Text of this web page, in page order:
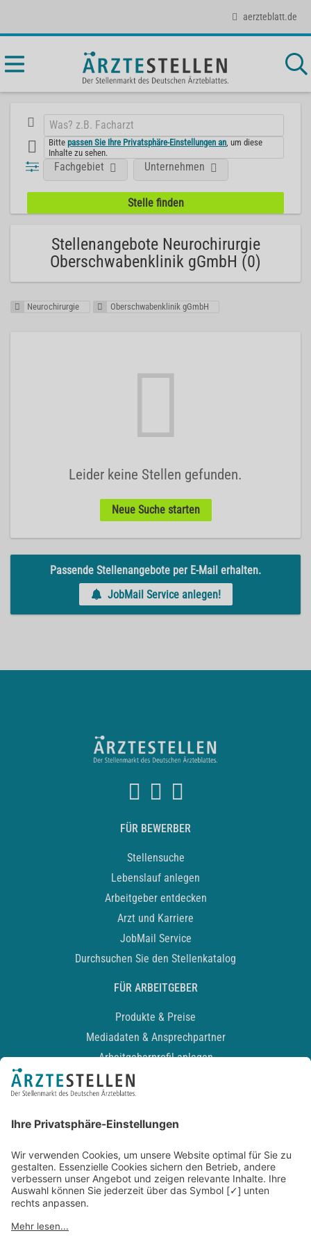
aerzteblatt.de
Bittepassen Sie Ihre Privatsphäre-Einstellungen an , um diese
Inhalte zu sehen.
Fachgebiet Unternehmen
Stellenangebote Neurochirurgie
Oberschwabenklinik gGmbH (0)
Neurochirurgie Oberschwabenklinik gGmbH
Leider keine Stellen gefunden.
Neue Suche starten
Passende Stellenangebote per E-Mail erhalten.
JobMail Service anlegen!
FÜR BEWERBER
Stellensuche
Lebenslauf anlegen
Arbeitgeber entdecken
Arzt und Karriere
JobMail Service
Durchsuchen Sie den Stellenkatalog
FÜR ARBEITGEBER
Produkte & Preise
Mediadaten & Ansprechpartner
Arbeitgeberprofil anlegen
Recruiting-Podcast
Kontakt
Datenschutz
Newsletter